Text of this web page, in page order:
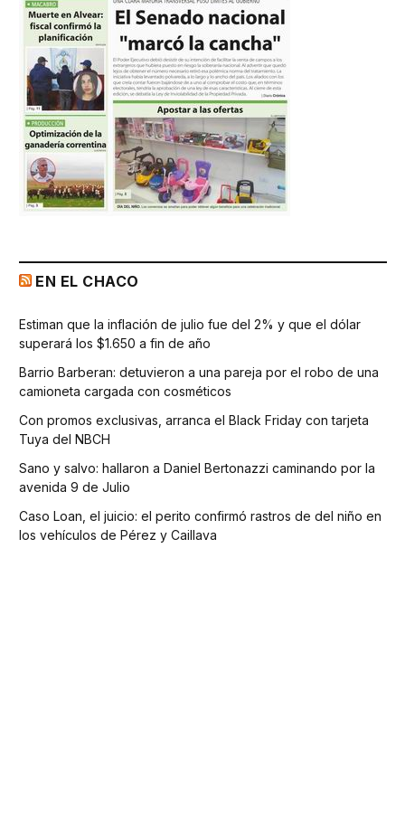
EN EL CHACO
Estiman que la inflación de julio fue del 2% y que el dólar
superará los $1.650 a fin de año
Barrio Barberan: detuvieron a una pareja por el robo de una
camioneta cargada con cosméticos
Con promos exclusivas, arranca el Black Friday con tarjeta
Tuya del NBCH
Sano y salvo: hallaron a Daniel Bertonazzi caminando por la
avenida 9 de Julio
Caso Loan, el juicio: el perito confirmó rastros de del niño en
los vehículos de Pérez y Caillava